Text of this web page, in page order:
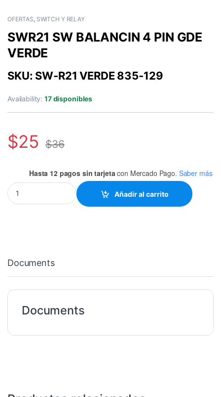
OFERTAS, SWITCH Y RELAY
SWR21 SW BALANCIN 4 PIN GDE
VERDE
SKU: SW-R21 VERDE 835-129
Availability:17 disponibles
$25 $36
Hasta 12 pagos sin tarjeta con Mercado Pago. Saber más
SWR21 SW BALANCIN 4 PIN GDE VERDE quantity
Añadir al carrito
Documents
Documents